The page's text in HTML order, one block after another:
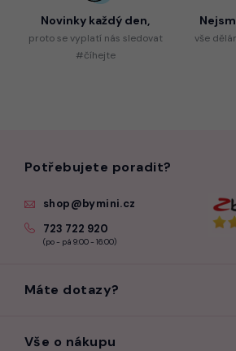
Novinky každý den,
protose vyplatí nás sledovat
#číhejte
vše
Potřebujete poradit?
shop@bymini.cz
723 722 920
(po - pá 9:00 - 16:00)
Máte dotazy?
Vše o nákupu